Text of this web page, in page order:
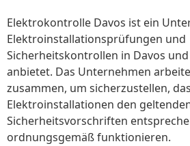
Elektrokontrolle Davos ist ein
Elektroinstallationsprüfungen und
Sicherheitskontrollen in Davos
anbietet. Das Unternehmen
zusammen, um sicherzustellen,
Elektroinstallationen den
Sicherheitsvorschriften
ordnungsgemäß funktionieren.